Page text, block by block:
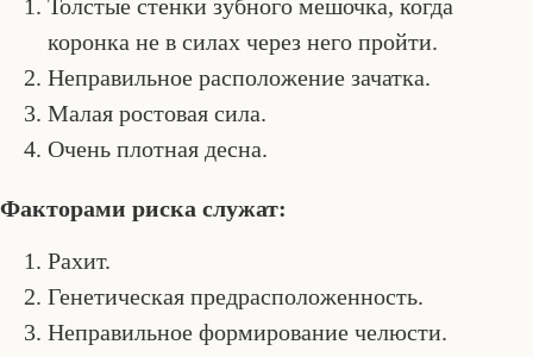
Толстые стенки зубного мешочка, когда
коронка не в силах через него пройти.
Неправильное расположение зачатка.
Малая ростовая сила.
Очень плотная десна.
Факторами риска служат:
Рахит.
Генетическая предрасположенность.
Неправильное формирование челюсти.